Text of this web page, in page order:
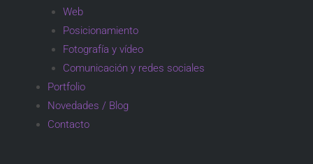
Web
Posicionamiento
Fotografía y vídeo
Comunicación y redes sociales
Portfolio
Novedades / Blog
Contacto